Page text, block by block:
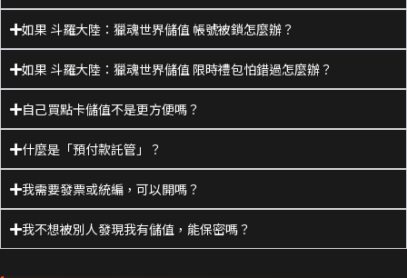
如果 斗羅大陸：獵魂世界儲值 帳號被鎖怎麼辦？
如果 斗羅大陸：獵魂世界儲值 限時禮包怕錯過怎麼辦？
自己買點卡儲值不是更方便嗎？
什麼是「預付款託管」？
我需要發票或統編，可以開嗎？
我不想被別人發現我有儲值，能保密嗎？